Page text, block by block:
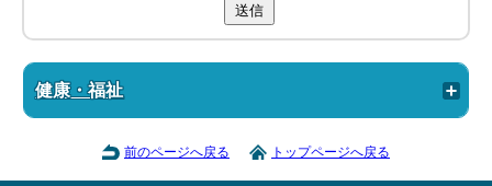
送信
健康・福祉
前のページへ戻る トップページへ戻る